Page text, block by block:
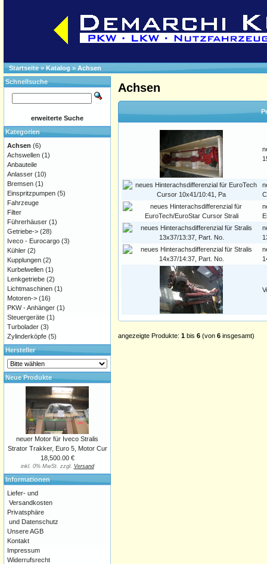
Startseite»Katalog » Achsen
Achsen
angezeigte Produkte: 1 bis 6 (von 6 insgesamt)
Schnellsuche
erweiterte Suche
Kategorien
Achsen (6)
Achswellen (1)
Anbauteile
Anlasser (10)
Bremsen (1)
Einspritzpumpen (5)
Fahrzeuge
Filter
Führerhäuser (1)
Getriebe-> (28)
Iveco - Eurocargo (3)
Kühler (2)
Kupplungen (2)
Kurbelwellen (1)
Lenkgetriebe (2)
Lichtmaschinen (1)
Motoren-> (16)
PKW - Anhänger (1)
Steuergeräte (1)
Turbolader (3)
Zylinderköpfe (5)
Hersteller
Neue Produkte
neuer Motor für Iveco Stralis
Strator Trakker, Euro 5, Motor Cur
18,500.00 €
inkl. 0% MwSt. zzgl. Versand
Informationen
Liefer- und
Versandkosten
Privatsphäre
und Datenschutz
Unsere AGB
Kontakt
Impressum
Widerrufsrecht